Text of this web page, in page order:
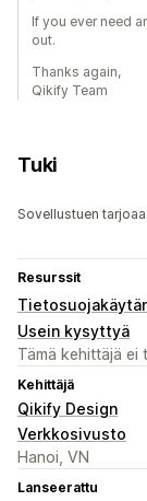
If you ever need
out.
Thanks again,
Qikify Team
Tuki
Sovellustuen
Resurssit
Usein kysyttyä
Tämä kehittäjä ei
Kehittäjä
Qikify Design
Verkkosivusto
Hanoi, VN
Lanseerattu